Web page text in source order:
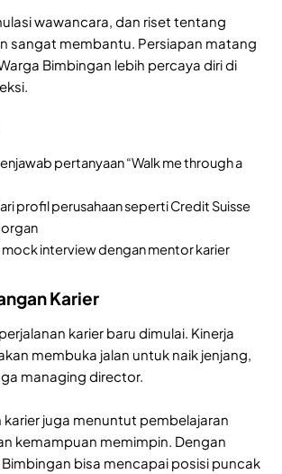
wawancara, dan riset tentang
sangat membantu. Persiapan matang
Bimbingan lebih percaya diri di
pertanyaan “Walk me through a
profil perusahaan seperti Credit Suisse
interview dengan mentor karier
Karier
karier baru dimulai. Kinerja
membuka jalan untuk naik jenjang,
managing director.
juga menuntut pembelajaran
kemampuan memimpin. Dengan
bisa mencapai posisi puncak